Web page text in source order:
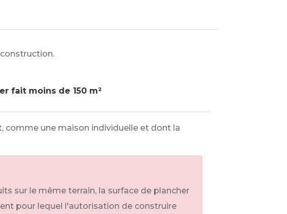
fait moins de 150 m²
comme une maison individuelle et dont la
sur le même terrain, la surface de plancher
pour lequel l'autorisation de construire